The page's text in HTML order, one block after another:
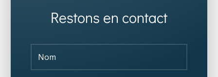
Restons en contact